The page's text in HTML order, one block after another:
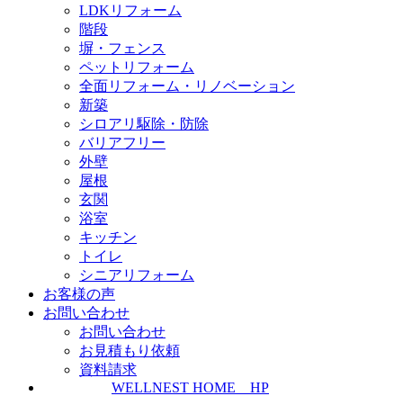
LDKリフォーム
階段
塀・フェンス
ペットリフォーム
全面リフォーム・リノベーション
新築
シロアリ駆除・防除
バリアフリー
外壁
屋根
玄関
浴室
キッチン
トイレ
シニアリフォーム
お客様の声
お問い合わせ
お問い合わせ
お見積もり依頼
資料請求
WELLNEST HOME HP